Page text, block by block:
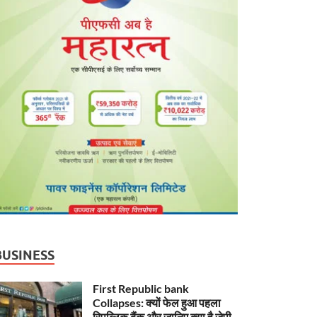
First Republic bank
Collapses: क्यों फेल हुआ पहला